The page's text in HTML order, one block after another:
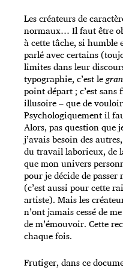
Les créateurs de
normaux… Il faut être
à cette tâche, si humble
parlé avec certains
limites dans leur
typographie, c’est le
point départ ; c’est
illusoire – que de
Psychologiquement il
Alors, pas question que
j’avais besoin des
du travail laborieux, de
que mon univers
pour je décide de
(c’est aussi pour cette
artiste). Mais les
n’ont jamais cessé de
de m’émouvoir. Cette
chaque fois.
Frutiger, dans ce